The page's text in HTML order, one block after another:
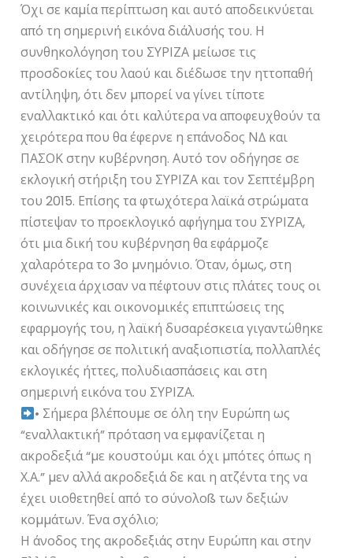
Όχι σε καµία περίπτωση και αυτό αποδεικνύεται
από τη σηµερινή εικόνα διάλυσής του. Η
συνθηκολόγηση του ΣΥΡΙΖΑ µείωσε τις
προσδοκίες του λαού και διέδωσε την ηττοπαθή
αντίληψη, ότι δεν µπορεί να γίνει τίποτε
εναλλακτικό και ότι καλύτερα να αποφευχθούν τα
χειρότερα που θα έφερνε η επάνοδος Ν∆ και
ΠΑΣΟΚ στην κυβέρνηση. Αυτό τον οδήγησε σε
εκλογική στήριξη του ΣΥΡΙΖΑ και τον Σεπτέµβρη
του 2015. Επίσης τα φτωχότερα λαϊκά στρώµατα
πίστεψαν το προεκλογικό αφήγηµα του ΣΥΡΙΖΑ,
ότι µια δική του κυβέρνηση θα εφάρµοζε
χαλαρότερα το 3ο µνηµόνιο. Όταν, όµως, στη
συνέχεια άρχισαν να πέφτουν στις πλάτες τους οι
κοινωνικές και οικονοµικές επιπτώσεις της
εφαρµογής του, η λαϊκή δυσαρέσκεια γιγαντώθηκε
και οδήγησε σε πολιτική αναξιοπιστία, πολλαπλές
εκλογικές ήττες, πολυδιασπάσεις και στη
σηµερινή εικόνα του ΣΥΡΙΖΑ.
• Σήµερα βλέπουµε σε όλη την Ευρώπη ως
“εναλλακτική” πρόταση να εµφανίζεται η
ακροδεξιά “µε κουστούµι και όχι µπότες όπως η
Χ.Α.” µεν αλλά ακροδεξιά δε και η ατζέντα της να
έχει υιοθετηθεί από το σύνολοß των δεξιών
κοµµάτων. Ένα σχόλιο;
Η άνοδος της ακροδεξιάς στην Ευρώπη και στην